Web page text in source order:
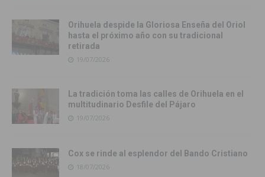
Orihuela despide la Gloriosa Enseña del Oriol
hasta el próximo año con su tradicional
retirada
19/07/2026
La tradición toma las calles de Orihuela en el
multitudinario Desfile del Pájaro
19/07/2026
Cox se rinde al esplendor del Bando Cristiano
18/07/2026